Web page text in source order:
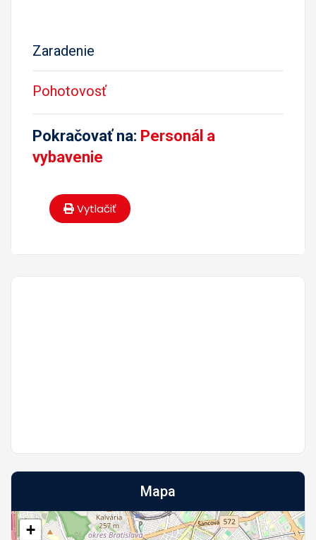
Zaradenie
Pohotovosť
Pokračovať na: Personál a
vybavenie
Vytlačiť
Mapa
+